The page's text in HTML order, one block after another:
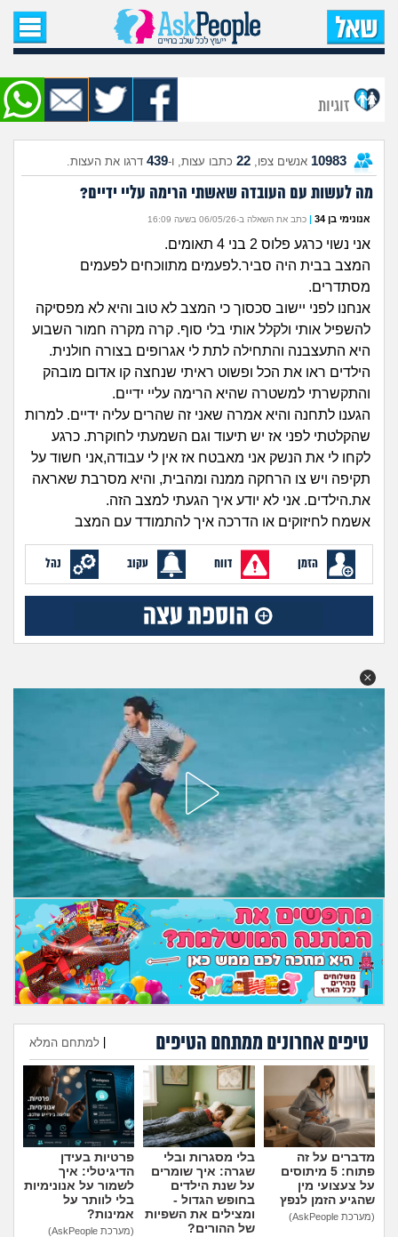
עמוד הבית
שאל שאלה
שאלות חדשות
שאלות שעוררו עניין
עצות חדשות
מה קורה כאן?
מתחם הטיפים
מדורים
זוגיות
היריון ולידה
הורות ומשפחה
מהבקו"ם... ועד מתי?!
לימודים וסטודנטים
חברים ואנשים
בית, שכנים ושותפים
מה שעובר עליי
שומרים על הגוף
פיננסי וכלכלה
בין הסדינים
חיות מחמד
יוקר המחיה
גאווה
חיפוש שאלות
הרשמה | התחברות
זוגיות
10983 אנשים צפו, 22 כתבו עצות, ו-439 דרגו את העצות.
מה לעשות עם העובדה שאשתי הרימה עליי ידיים?
אנונימי בן 34 | כתב את השאלה ב-06/05/26 בשעה 16:09
אני נשוי כרגע פלוס 2 בני 4 תאומים.
המצב בבית היה סביר.לפעמים מתווכחים לפעמים
מסתדרים.
אנחנו לפני יישוב סכסוך כי המצב לא טוב והיא לא מפסיקה
להשפיל אותי ולקלל אותי בלי סוף. קרה מקרה חמור השבוע
היא התעצבנה והתחילה לתת לי אגרופים בצורה חולנית.
הילדים ראו את הכל ופשוט ראיתי שנחצה קו אדום מובהק
והתקשרתי למשטרה שהיא הרימה עליי ידיים.
הגענו לתחנה והיא אמרה שאני זה שהרים עליה ידיים. למרות
שהקלטתי לפני אז יש תיעוד וגם השמעתי לחוקרת. כרגע
לקחו לי את הנשק אני מאבטח אז אין לי עבודה,אני חשוד על
תקיפה ויש צו הרחקה ממנה ומהבית, והיא מסרבת שאראה
את.הילדים. אני לא יודע איך הגעתי למצב הזה.
אשמח לחיזוקים או הדרכה איך להתמודד עם המצב
הזמן דווח עקוב נהל
טיפים אחרונים ממתחם הטיפים למתחם המלא
הוספת טיפ
מדברים על זה
פתוח: 5 מיתוסים
על צעצועי מין
שהגיע הזמן לנפץ
(מערכת AskPeople)
בלי מסגרות ובלי
שגרה: איך שומרים
על שנת הילדים
בחופש הגדול -
ומצילים את השפיות
של ההורים?
פרטיות בעידן
הדיגיטלי: איך
לשמור על אנונימיות
בלי לוותר על
אמינות?
(מערכת AskPeople)